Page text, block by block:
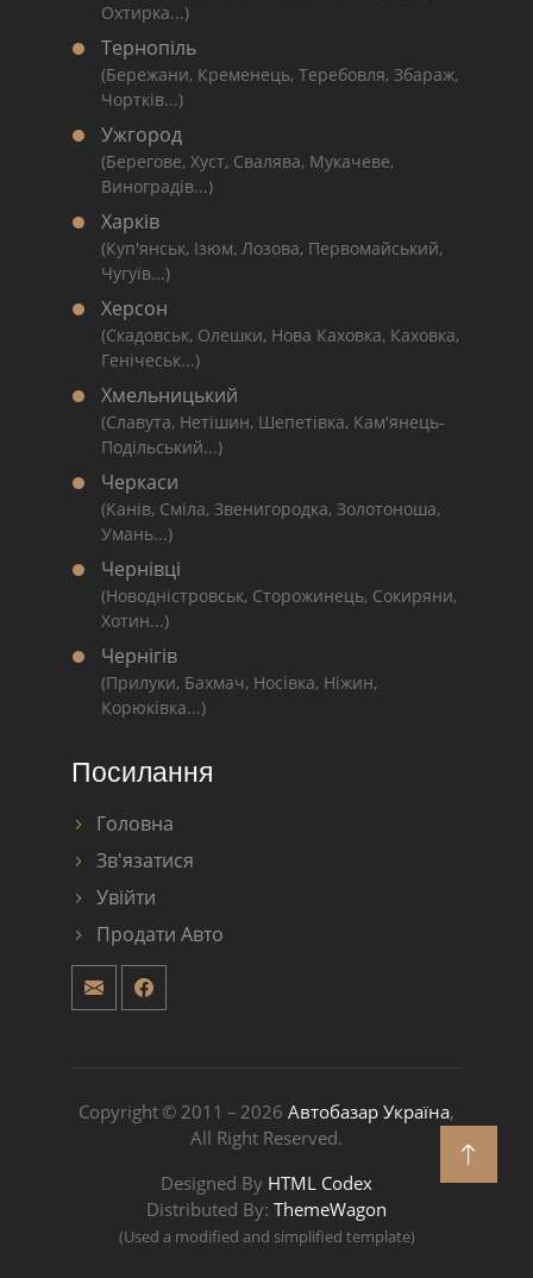
Охтирка...)
Тернопіль
(Бережани, Кременець, Теребовля, Збараж,
Чортків...)
Ужгород
(Берегове, Хуст, Свалява, Мукачеве,
Виноградів...)
Харків
(Куп'янськ, Ізюм, Лозова, Первомайський,
Чугуїв...)
Херсон
(Скадовськ, Олешки, Нова Каховка, Каховка,
Генічеськ...)
Хмельницький
(Славута, Нетішин, Шепетівка, Кам'янець-
Подільський...)
Черкаси
(Канів, Сміла, Звенигородка, Золотоноша,
Умань...)
Чернівці
(Новодністровськ, Сторожинець, Сокиряни,
Хотин...)
Чернігів
(Прилуки, Бахмач, Носівка, Ніжин,
Корюківка...)
Посилання
Головна
Зв'язатися
Увійти
Продати Авто
Copyright © 2011 – 2026 Автобазар Україна,
All Right Reserved.
Designed By HTML Codex
Distributed By: ThemeWagon
(Used a modified and simplified template)